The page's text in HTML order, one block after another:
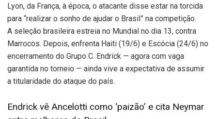
Lyon, da França, à época, o atacante disse estar na torcida
para “realizar o sonho de ajudar o Brasil” na competição.
A seleção brasileira estreia no Mundial no dia 13, contra
Marrocos. Depois, enfrenta Haiti (19/6) e Escócia (24/6) no
encerramento do Grupo C. Endrick — agora com vaga
garantida no torneio — ainda vive a expectativa de assumir
a titularidade do ataque do país.
Endrick vê Ancelotti como ‘paizão’ e cita Neymar